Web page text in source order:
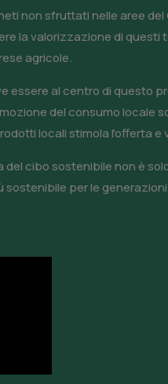
non sfruttati nelle aree
la valorizzazione di
agricole.
essere al centro di questo
del consumo
locali stimola l'offerta e
del cibo sostenibile non è
per le